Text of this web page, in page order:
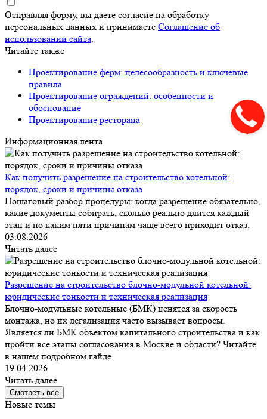
Отправляя форму, вы даете согласие на обработку
персональных данных и принимаете Соглашение об
использовании сайта.
Читайте также
Проектирование ферм: целесообразность и ключевые
правила
Проектирование ограждений: особенности и
обоснование
Проектирование ресторана
Информационная лента
Как получить разрешение на строительство котельной:
порядок, сроки и причины отказа
Пошаговый разбор процедуры: когда разрешение обязательно,
какие документы собирать, сколько реально длится каждый
этап и по каким пяти причинам чаще всего приходит отказ.
03.08.2026
Читать далее
Разрешение на строительство блочно-модульной котельной:
юридические тонкости и техническая реализация
Блочно-модульные котельные (БМК) ценятся за скорость
монтажа, но их легализация часто вызывает вопросы.
Является ли БМК объектом капитального строительства и как
пройти все этапы согласования в Москве и области? Читайте
в нашем подробном гайде.
19.04.2026
Читать далее
Смотреть все
Новые темы